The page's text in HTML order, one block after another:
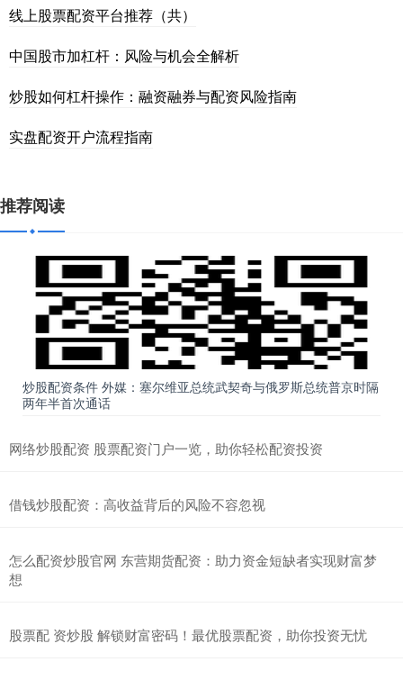
线上股票配资平台推荐（共）
中国股市加杠杆：风险与机会全解析
炒股如何杠杆操作：融资融券与配资风险指南
实盘配资开户流程指南
推荐阅读
炒股配资条件 外媒：塞尔维亚总统武契奇与俄罗斯总统普京时隔
两年半首次通话
网络炒股配资 股票配资门户一览，助你轻松配资投资
借钱炒股配资：高收益背后的风险不容忽视
怎么配资炒股官网 东营期货配资：助力资金短缺者实现财富梦
想
股票配 资炒股 解锁财富密码！最优股票配资，助你投资无忧